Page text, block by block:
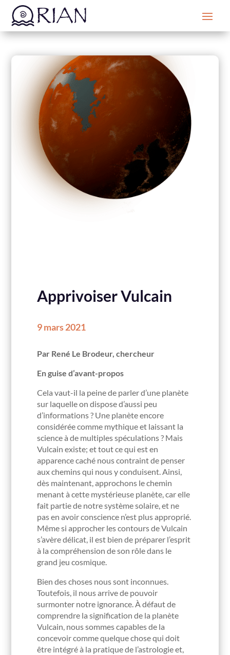
Apprivoiser Vulcain
9 mars 2021
Par René Le Brodeur, chercheur
En guise d’avant-propos
Cela vaut-il la peine de parler d’une planète
sur laquelle on dispose d’aussi peu
d’informations ? Une planète encore
considérée comme mythique et laissant la
science à de multiples spéculations ? Mais
Vulcain existe; et tout ce qui est en
apparence caché nous contraint de penser
aux chemins qui nous y conduisent. Ainsi,
dès maintenant, approchons le chemin
menant à cette mystérieuse planète, car elle
fait partie de notre système solaire, et ne
pas en avoir conscience n’est plus approprié.
Même si approcher les contours de Vulcain
s’avère délicat, il est bien de préparer l’esprit
à la compréhension de son rôle dans le
grand jeu cosmique.
Bien des choses nous sont inconnues.
Toutefois, il nous arrive de pouvoir
surmonter notre ignorance. À défaut de
comprendre la signification de la planète
Vulcain, nous sommes capables de la
concevoir comme quelque chose qui doit
être intégré à la pratique de l’astrologie et,